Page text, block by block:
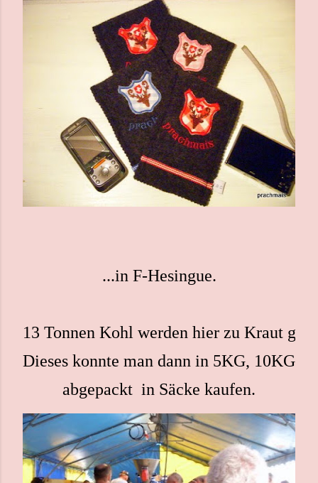
...in F-Hesingue.
13 Tonnen Kohl werden hier zu Kraut
Dieses konnte man dann in 5KG, 10KG
abgepackt  in Säcke kaufen.